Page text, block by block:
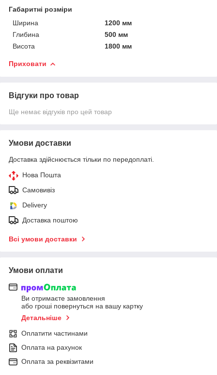
Габаритні розміри
Ширина
1200 мм
Глибина
500 мм
Висота
1800 мм
Приховати
Відгуки про товар
Ще немає відгуків про цей товар
Умови доставки
Доставка здійснюється тільки по передоплаті.
Нова Пошта
Самовивіз
Delivery
Доставка поштою
Всі умови доставки
Умови оплати
Ви отримаєте замовлення
або гроші повернуться на вашу картку
Детальніше
Оплатити частинами
Оплата на рахунок
Оплата за реквізитами